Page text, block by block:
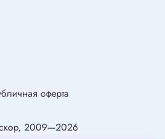
2009—2026
оферта